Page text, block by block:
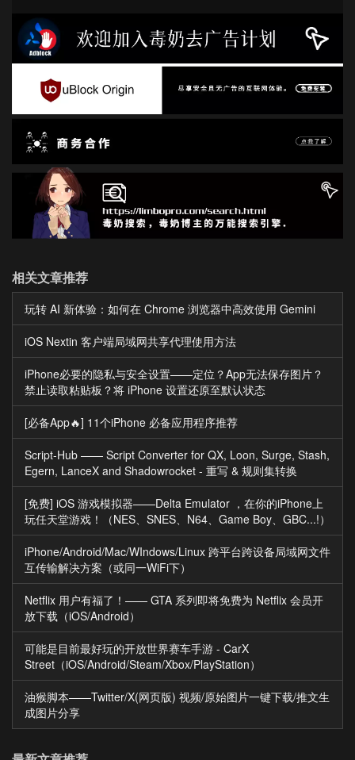
相关文章推荐
玩转 AI 新体验：如何在 Chrome 浏览器中高效使用 Gemini
iOS Nextin 客户端局域网共享代理使用方法
iPhone必要的隐私与安全设置——定位？App无法保存图片？
禁止读取粘贴板？将 iPhone 设置还原至默认状态
[必备App🔥] 11个iPhone 必备应用程序推荐
Script-Hub —— Script Converter for QX, Loon, Surge, Stash,
Egern, LanceX and Shadowrocket - 重写 & 规则集转换
[免费] iOS 游戏模拟器——Delta Emulator ，在你的iPhone上
玩任天堂游戏！（NES、SNES、N64、Game Boy、GBC...!）
iPhone/Android/Mac/WIndows/Linux 跨平台跨设备局域网文件
互传输解决方案（或同一WiFi下）
Netflix 用户有福了！—— GTA 系列即将免费为 Netflix 会员开
放下载（iOS/Android）
可能是目前最好玩的开放世界赛车手游 - CarX
Street（iOS/Android/Steam/Xbox/PlayStation）
油猴脚本——Twitter/X(网页版) 视频/原始图片一键下载/推文生
成图片分享